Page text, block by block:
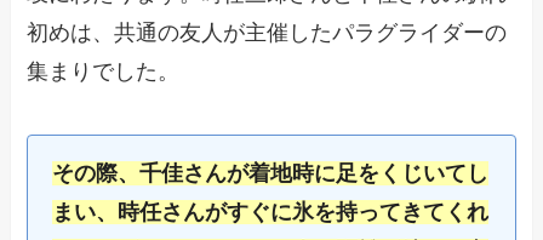
初めは、共通の友人が主催したパラグライダーの
集まりでした。
その際、千佳さんが着地時に足をくじいてし
まい、時任さんがすぐに氷を持ってきてくれ